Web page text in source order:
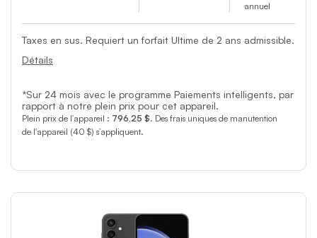
annuel
Taxes en sus. Requiert un forfait Ultime de 2 ans admissible.
Détails
*Sur 24 mois avec le programme Paiements intelligents, par
rapport à notre plein prix pour cet appareil.
Plein prix de l’appareil : 796,25 $. Des frais uniques de manutention
de l'appareil (40 $) s’appliquent.